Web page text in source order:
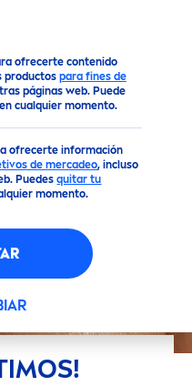
ofrecerte contenido
productos para fines de
páginas web. Puede
cualquier momento.
ofrecerte información
de mercadeo, incluso
Puedesquitar tu
momento.